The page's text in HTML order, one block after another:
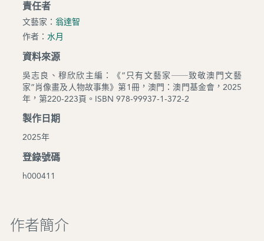
責任者
文藝家： 翁達智
作者： 水月
資料來源
吳志良、穆欣欣主編：《“只有文藝家──致敬澳門文藝
家”肖像畫及人物故事集》第1冊，澳門：澳門基金會，2025
年，第220-223頁。ISBN 978-99937-1-372-2
製作日期
2025年
登錄號碼
h000411
作者簡介